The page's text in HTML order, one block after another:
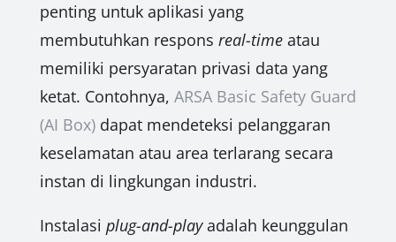
penting untuk aplikasi yang
membutuhkan respons real-timeatau
memiliki persyaratan privasi data yang
ketat. Contohnya, ARSA Basic Safety Guard
(AI Box)dapat mendeteksi pelanggaran
keselamatan atau area terlarang secara
instan di lingkungan industri.
Instalasi plug-and-playadalah keunggulan